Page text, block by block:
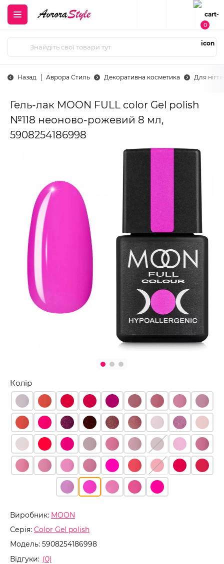
0
Назад Аврора Стиль Декоративна косметика Для нігтів
Гель-лак MOON FULL color Gel polish
№118 неоново-рожевий 8 мл,
5908254186998
Виробник: MOON
Серія: Color Gel polish
Модель: 5908254186998
Відгуки: (0)
Колір